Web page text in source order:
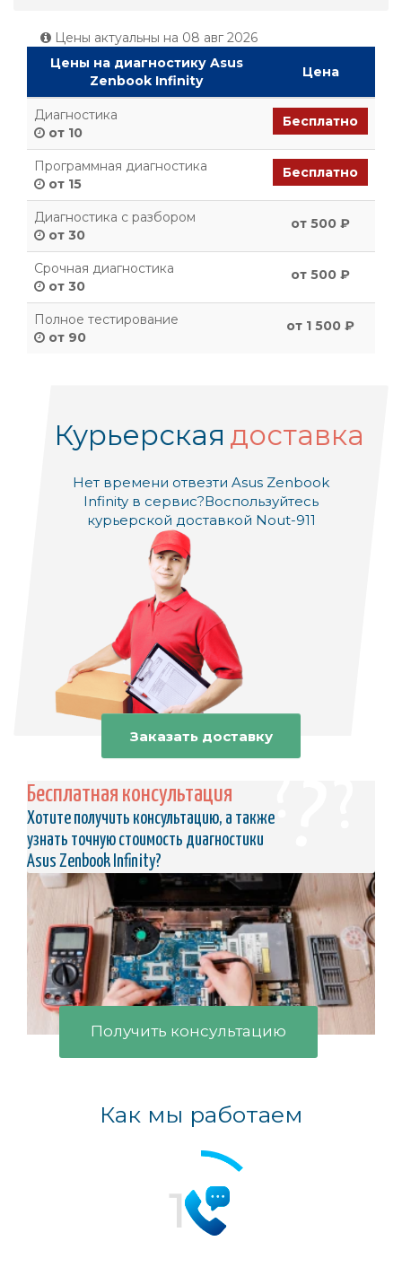
Цены актуальны на 08 авг 2026
Цены на диагностику Asus
Zenbook Infinity
Цена
Диагностика
от 10
Бесплатно
Программная диагностика
от 15
Бесплатно
Диагностика с разбором
от 30
от 500 ₽
Срочная диагностика
от 30
от 500 ₽
Полное тестирование
от 90
от 1 500 ₽
Курьерская доставка
Нет времени отвезти Asus Zenbook
Infinity в сервис?Воспользуйтесь
курьерской доставкой Nout-911
Заказать доставку
Бесплатная консультация
Хотите получить консультацию, а также
узнать точную стоимость диагностики
Asus Zenbook Infinity?
Получить консультацию
Как мы работаем